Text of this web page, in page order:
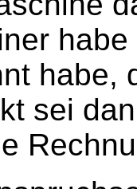
habe,
sei